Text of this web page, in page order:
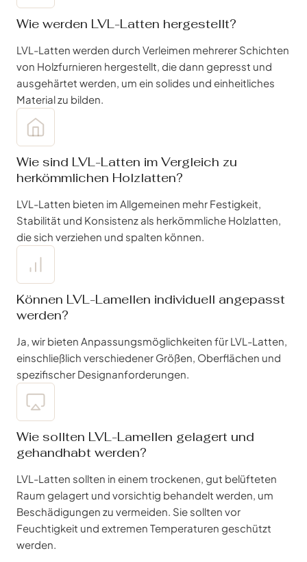
Wie werden LVL-Latten hergestellt?
LVL-Latten werden durch Verleimen mehrerer Schichten
von Holzfurnieren hergestellt, die dann gepresst und
ausgehärtet werden, um ein solides und einheitliches
Material zu bilden.
Wie sind LVL-Latten im Vergleich zu
herkömmlichen Holzlatten?
LVL-Latten bieten im Allgemeinen mehr Festigkeit,
Stabilität und Konsistenz als herkömmliche Holzlatten,
die sich verziehen und spalten können.
Können LVL-Lamellen individuell angepasst
werden?
Ja, wir bieten Anpassungsmöglichkeiten für LVL-Latten,
einschließlich verschiedener Größen, Oberflächen und
spezifischer Designanforderungen.
Wie sollten LVL-Lamellen gelagert und
gehandhabt werden?
LVL-Latten sollten in einem trockenen, gut belüfteten
Raum gelagert und vorsichtig behandelt werden, um
Beschädigungen zu vermeiden. Sie sollten vor
Feuchtigkeit und extremen Temperaturen geschützt
werden.